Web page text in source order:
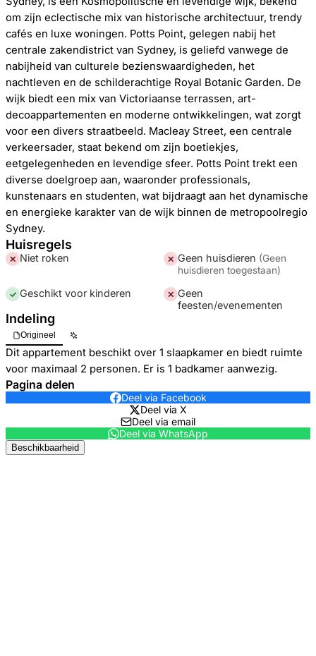
om zijn eclectische mix van historische architectuur, trendy
cafés en luxe woningen. Potts Point, gelegen nabij het
centrale zakendistrict van Sydney, is geliefd vanwege de
nabijheid van culturele bezienswaardigheden, het
nachtleven en de schilderachtige Royal Botanic Garden. De
wijk biedt een mix van Victoriaanse terrassen, art-
decoappartementen en moderne ontwikkelingen, wat zorgt
voor een divers straatbeeld. Macleay Street, een centrale
verkeersader, staat bekend om zijn boetiekjes,
eetgelegenheden en levendige sfeer. Potts Point trekt een
diverse doelgroep aan, waaronder professionals,
kunstenaars en studenten, wat bijdraagt aan het dynamische
en energieke karakter van de wijk binnen de metropoolregio
Sydney.
Huisregels
✕ Niet roken ✕ Geen huisdieren (Geen
huisdieren toegestaan)
✓ Geschikt voor kinderen ✕ Geen
feesten/evenementen
Indeling
Origineel
Dit appartement beschikt over 1 slaapkamer en biedt ruimte
voor maximaal 2 personen. Er is 1 badkamer aanwezig.
Pagina delen
Deel via Facebook
Deel via X
Deel via email
Deel via WhatsApp
Beschikbaarheid